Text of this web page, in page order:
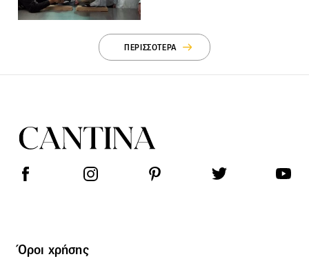
ΠΕΡΙΣΣΟΤΕΡΑ
Όροι χρήσης